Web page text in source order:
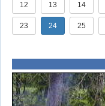
12 13 14
23 24 25